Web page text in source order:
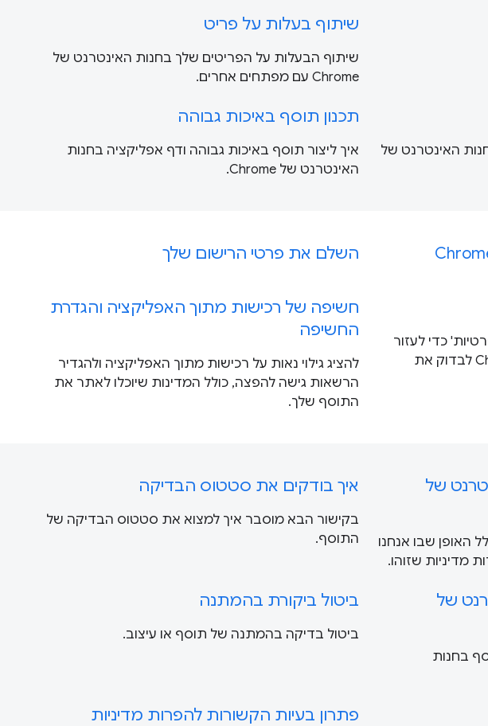
שיתוף בעלות על פריט
שיתוף הבעלות על הפריטים שלך בחנות האינטרנט של
Chrome עם מפתחים אחרים.
האינטרנט של
תכנון תוסף באיכות גבוהה
איך ליצור תוסף באיכות גבוהה ודף אפליקציה בחנות
האינטרנט של Chrome.
השלם את פרטי הרישום שלך
כדי לעזור
לצוות של חנות האינטרנט של Chrome לבדוק את
חשיפה של רכישות מתוך האפליקציה והגדרת
החשיפה
להציג גילוי נאות על רכישות מתוך האפליקציה ולהגדיר
הרשאות גישה להפצה, כולל המדינות שיוכלו לאתר את
התוסף שלך.
של
האופן שבו אנחנו
מדיניות שזוהו.
איך בודקים את סטטוס הבדיקה
בקישור הבא מוסבר איך למצוא את סטטוס הבדיקה של
התוסף.
של
בחנות
ביטול ביקורת בהמתנה
ביטול בדיקה בהמתנה של תוסף או עיצוב.
פתרון בעיות הקשורות להפרות מדיניות